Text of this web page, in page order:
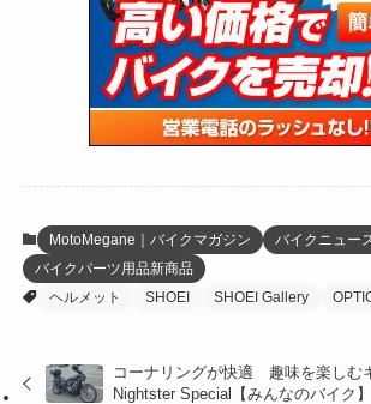
(12)
(63)
(109)
(47)
(15)
(5)
(6)
(17)
(5)
(131)
(21)
(61)
(98)
(13)
(60)
(274)
(171)
(38)
(47)
(59)
(47)
(204)
(34)
(35)
(41)
(19)
(12)
(16)
(16)
MotoMegane｜バイクマガジン
バイクニュー
バイクパーツ用品新商品
ヘルメット
SHOEI SHOEI Gallery
コーナリングが快適 趣味を楽しむ
Nightster Special【みんなのバイク】